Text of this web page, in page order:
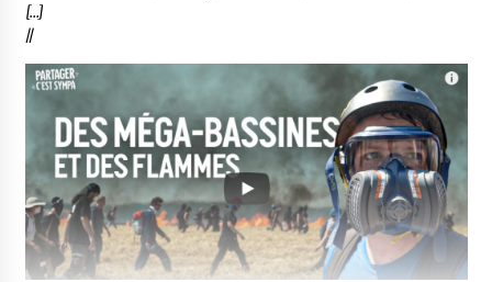
[…]
//